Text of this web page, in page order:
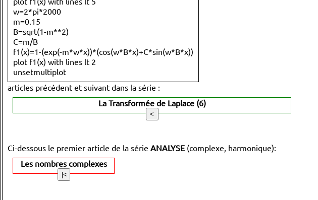
w=2*pi*2000
m=0.15
B=sqrt(1-m**2)
C=m/B
f1(x)=1-(exp(-m*w*x))*(cos(w*B*x)+C*sin(w*B*x))
plot f1(x) with lines lt 2
unsetmultiplot
articles précédent et suivant dans la série :
La Transformée de Laplace (6)
Ci-dessous le premier article de la série ANALYSE(complexe, harmonique):
Les nombres complexes